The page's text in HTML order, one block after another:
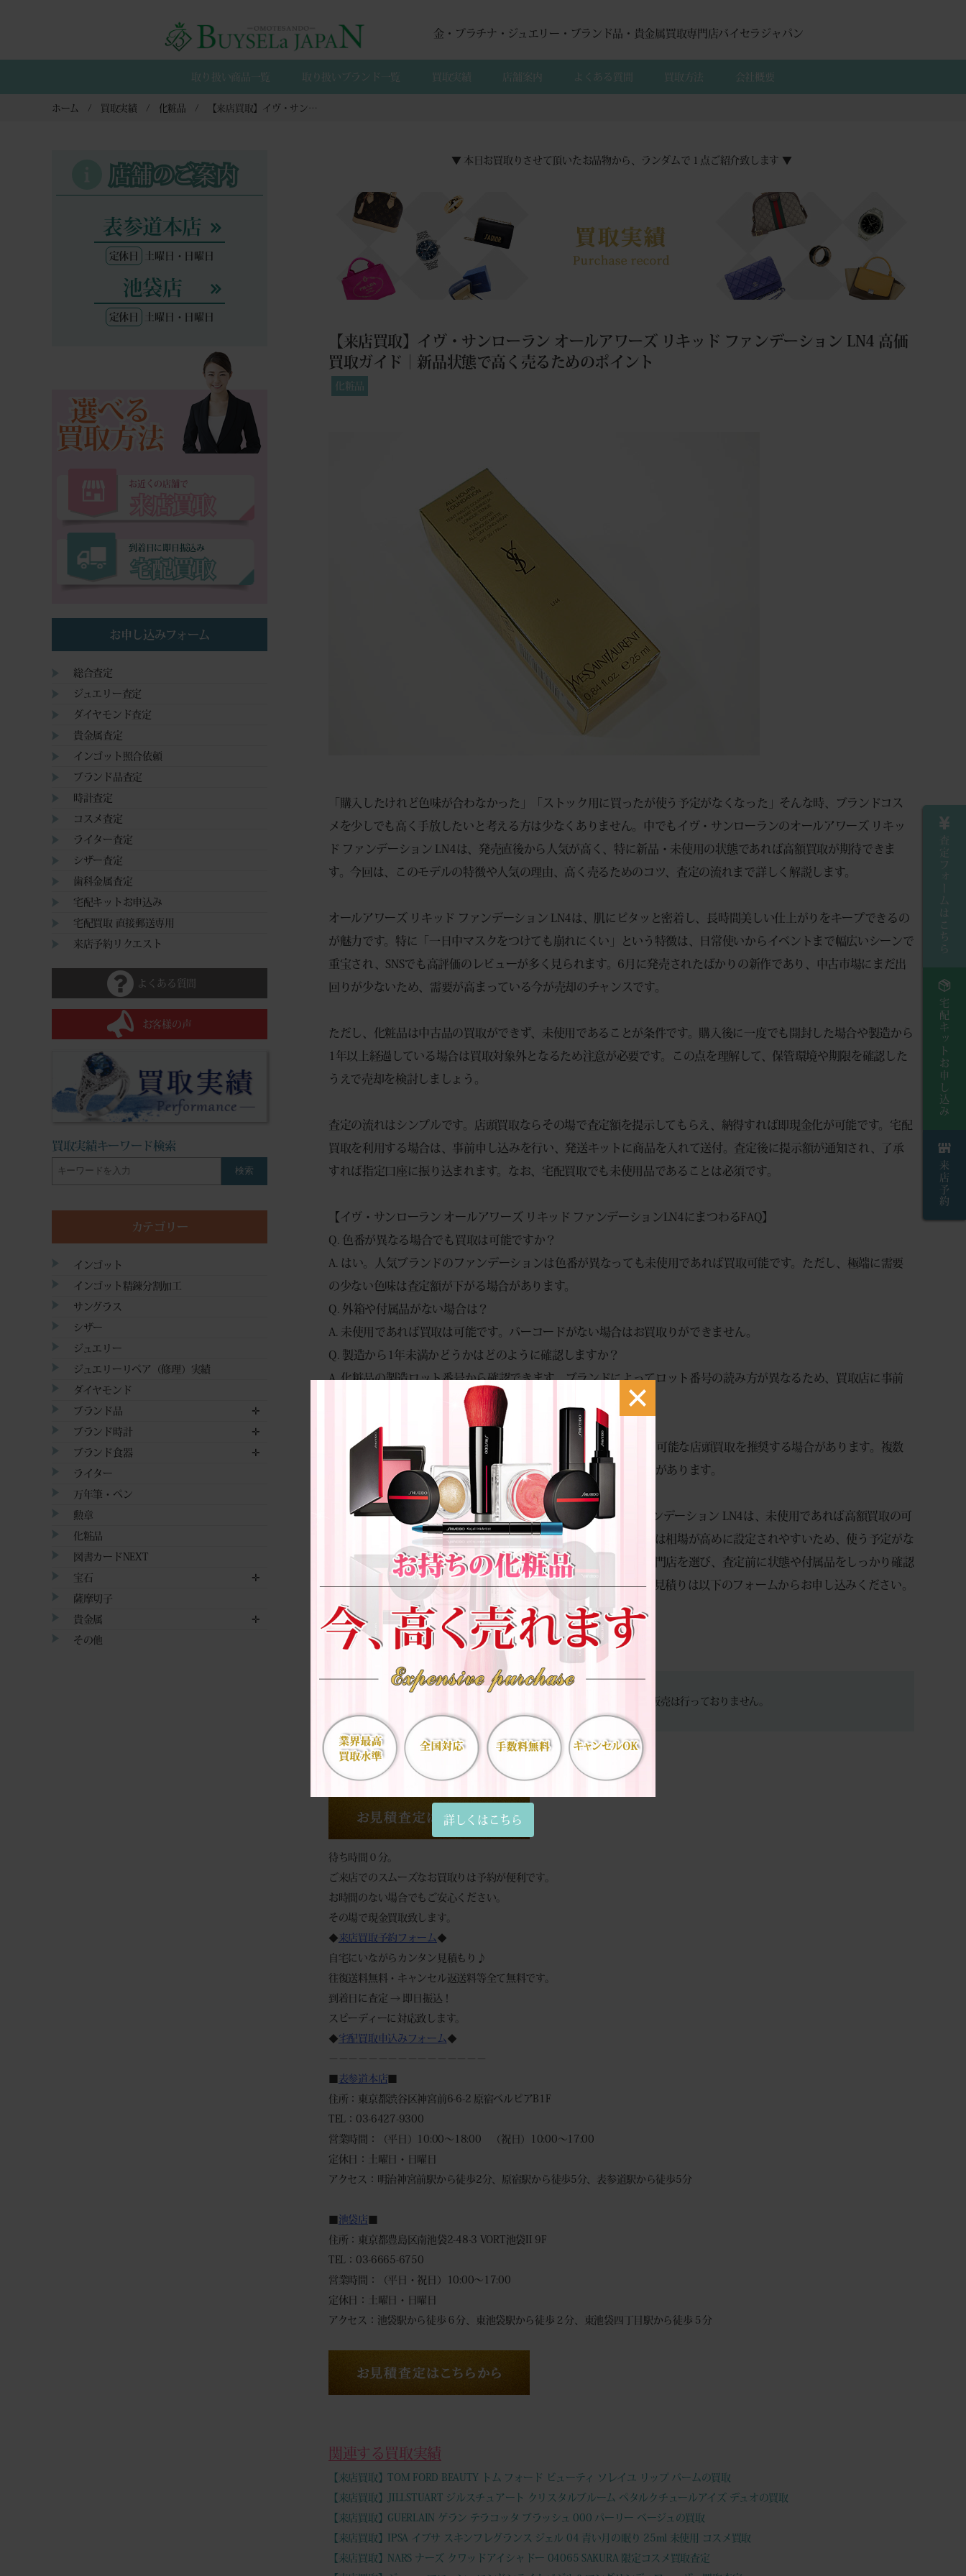
金・プラチナ・ジュエリー・ブランド品・貴金属買取専門店バイセラジャパン
取り扱い商品一覧 取り扱いブランド一覧 買取実績 店舗案内 よくある質間 買取方法 会社概要
ホーム 買取実績 化粧品 【来店買取】イヴ・サンローラン オールアワーズ リキッド ファンデーション LN4 高価買取ガイド｜新品状態で高く売るためのポイント
▼ 本日お買取りさせて頂いたお品物から、ランダムで１点ご紹介致します ▼
【来店買取】イヴ・サンローラン オールアワーズ リキッド ファンデーション LN4 高価
買取ガイド｜新品状態で高く売るためのポイント
化粧品
「購入したけれど色味が合わなかった」「ストック用に買ったが使う予定がなくなった」そんな時、ブランドコス
メを少しでも高く手放したいと考える方は少なくありません。中でもイヴ・サンローランのオールアワーズ リキッ
ド ファンデーション LN4は、発売直後から人気が高く、特に新品・未使用の状態であれば高額買取が期待できま
す。今回は、このモデルの特徴や人気の理由、高く売るためのコツ、査定の流れまで詳しく解説します。
オールアワーズ リキッド ファンデーション LN4は、肌にピタッと密着し、長時間美しい仕上がりをキープできるの
が魅力です。特に「一日中マスクをつけても崩れにくい」という特徴は、日常使いからイベントまで幅広いシーンで
重宝され、SNSでも高評価のレビューが多く見られます。6月に発売されたばかりの新作であり、中古市場にまだ出
回りが少ないため、需要が高まっている今が売却のチャンスです。
ただし、化粧品は中古品の買取ができず、未使用であることが条件です。購入後に一度でも開封した場合や製造から
1年以上経過している場合は買取対象外となるため注意が必要です。この点を理解して、保管環境や期限を確認した
うえで売却を検討しましょう。
査定の流れはシンプルです。店頭買取ならその場で査定額を提示してもらえ、納得すれば即現金化が可能です。宅配
買取を利用する場合は、事前申し込みを行い、発送キットに商品を入れて送付。査定後に提示額が通知され、了承
すれば指定口座に振り込まれます。なお、宅配買取でも未使用品であることは必須です。
【イヴ・サンローラン オールアワーズ リキッド ファンデーションLN4にまつわるFAQ】
Q. 色番が異なる場合でも買取は可能ですか？
A. はい。人気ブランドのファンデーションは色番が異なっても未使用であれば買取可能です。ただし、極端に需要
の少ない色味は査定額が下がる場合があります。
Q. 外箱や付属品がない場合は？
A. 未使用であれば買取は可能です。バーコードがない場合はお買取りができません。
Q. 製造から1年未満かどうかはどのように確認しますか？
A. 化粧品の製造ロット番号から確認できます。ブランドによってロット番号の読み方が異なるため、買取店に事前
に問い合わせると安心です。
Q. 店頭と宅配ではどちらが高く売れますか？
A. 基本的な査定基準は同じですが、店舗によっては即日現金化が可能な店頭買取を推奨する場合があります。複数
店舗での相見積もりを取ることで、より高額で売却できる可能性があります。
このように、イヴ・サンローラン オールアワーズ リキッド ファンデーション LN4は、未使用であれば高額買取の可
能性が非常に高い商品です。特に発売直後や流通量が少ない時期は相場が高めに設定されやすいため、使う予定がな
い場合は早めの売却がおすすめです。信頼できるブランド買取専門店を選び、査定前に状態や付属品をしっかり確認
しておくことが、買取額アップの秘訣です。お手持ちの商品のお見積りは以下のフォームからお申し込みください。
＞＞化粧品買取についての詳細はこちら＜＜
※当店は買取専門店となります。商品の販売は行っておりません。
－－－－－－－－－－－－－－－－
待ち時間０分。
ご来店でのスムーズなお買取りは予約が便利です。
お時間のない場合でもご安心ください。
その場で現金買取致します。
◆ 来店買取予約フォーム ◆
自宅にいながらカンタン見積もり♪
往復送料無料・キャンセル返送料等全て無料です。
到着日に査定 → 即日振込！
スピーディーに対応致します。
◆宅配買取申込みフォーム ◆
－－－－－－－－－－－－－－－－
■ 表参道本店■
住所：東京都渋谷区神宮前6-6-2 原宿ベルピアB1F
TEL：03-6427-9300
営業時間：（平日）10:00～18:00 （祝日）10:00～17:00
定休日：土曜日・日曜日
アクセス：明治神宮前駅から徒歩2分、原宿駅から徒歩5分、表参道駅から徒歩5分
■池袋店■
住所：東京都豊島区南池袋2-48-3 VORT池袋II 9F
TEL：03-6665-6750
営業時間：（平日・祝日）10:00～17:00
定休日：土曜日・日曜日
アクセス：池袋駅から徒歩６分、東池袋駅から徒歩２分、東池袋四丁目駅から徒歩５分
関連する買取実績
【来店買取】TOM FORD BEAUTY トム フォード ビューティ ソレイユ リップ バームの買取
【来店買取】JILLSTUART ジルスチュアート クリスタルブルーム ペタルクチュールアイズ デュオの買取
【来店買取】GUERLAIN ゲラン テラコッタ ブラッシュ 000 パーリー ベージュの買取
【来店買取】IPSA イプサ スキンフレグランス ジェル 04 青い月の眠り 25ml 未使用 コスメ買取
【来店買取】NARS ナーズ クワッドアイシャドー 04065 SAKURA 限定コスメ買取査定
店舗のご案内
表参道本店
定休日 土曜日・日曜日
池袋店
定休日 土曜日・日曜日
選べる
買取方法
お近くの店舗で
到着日に即日振込み
宅配買取
お申し込みフォーム
総合査定
ジュエリー査定
ダイヤモンド査定
貴金属査定
インゴット照合依頼
ブランド品査定
時計査定
コスメ査定
ライター査定
シザー査定
歯科金属査定
宅配キットお申込み
宅配買取 直接郵送専用
来店予約リクエスト
よくある質問
お客様の声
買取実績キーワード検索
検索
カテゴリー
インゴット
インゴット精錬分割加工
サングラス
シザー
ジュエリー
ジュエリーリペア（修理）実績
ダイヤモンド
ブランド品 ✛
ブランド時計 ✛
ブランド食器 ✛
ライター
万年筆・ペン
勲章
化粧品
図書カードNEXT
宝石 ✛
薩摩切子
貴金属 ✛
その他
査定フォームはこちら
宅配キットお申し込み
来店予約
詳しくはこちら